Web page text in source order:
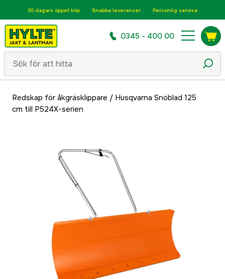
30 dagars öppet köp Snabba leveranser Personlig service
0345 - 400 00
Redskap för åkgräsklippare / Husqvarna Snöblad 125
cm till P524X-serien